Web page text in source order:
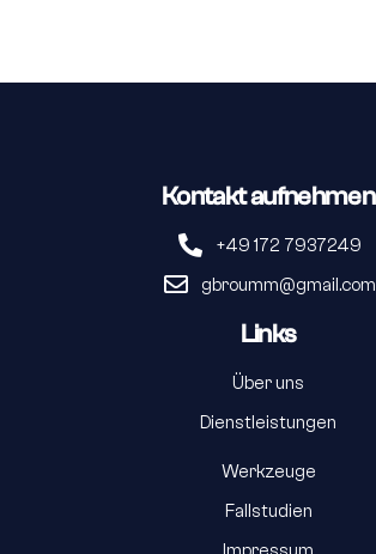
Kontakt aufnehmen
+49 172 7937249
gbroumm@gmail.com
Links
Über uns
Dienstleistungen
Werkzeuge
Fallstudien